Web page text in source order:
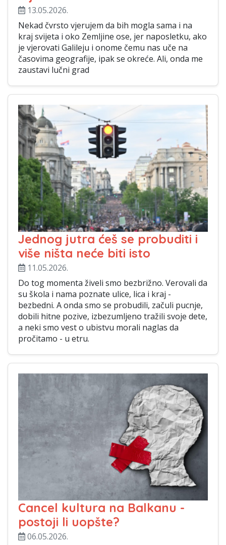
13.05.2026.
Nekad čvrsto vjerujem da bih mogla sama i na
kraj svijeta i oko Zemljine ose, jer naposletku, ako
je vjerovati Galileju i onome čemu nas uče na
časovima geografije, ipak se okreće. Ali, onda me
zaustavi lučni grad
Jednog jutra ćeš se probuditi i
više ništa neće biti isto
11.05.2026.
Do tog momenta živeli smo bezbrižno. Verovali da
su škola i nama poznate ulice, lica i kraj -
bezbedni. A onda smo se probudili, začuli pucnje,
dobili hitne pozive, izbezumljeno tražili svoje dete,
a neki smo vest o ubistvu morali naglas da
pročitamo - u etru.
Cancel kultura na Balkanu -
postoji li uopšte?
06.05.2026.